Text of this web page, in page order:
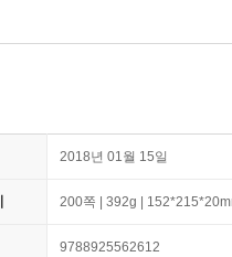
2018년 01월 15일
200쪽 | 392g |
9788925562612